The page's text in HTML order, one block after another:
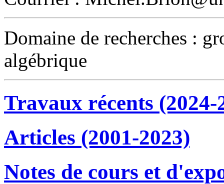
Domaine de recherches :
algébrique
Travaux récents (2024-
Articles (2001-2023)
Notes de cours et